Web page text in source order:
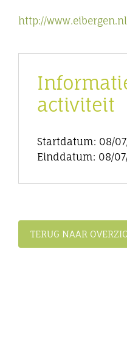
http://www.eibergen.nl
activiteit
Startdatum: 08/
Einddatum: 08/
TERUG NAAR